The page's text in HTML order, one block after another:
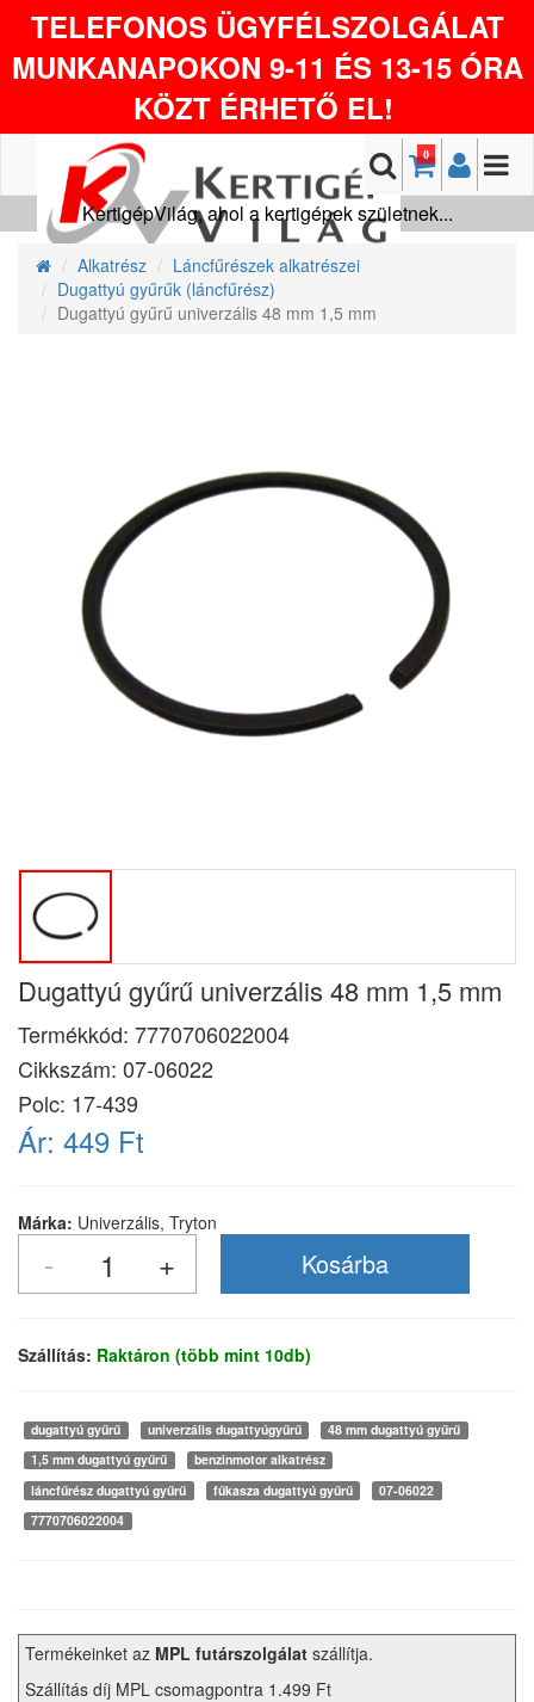
TELEFONOS ÜGYFÉLSZOLGÁLAT
MUNKANAPOKON 9-11 ÉS 13-15 ÓRA
KÖZT ÉRHETŐ EL!
0
KertigépVilág, ahol a kertigépek születnek...
Alkatrész
Láncfűrészek alkatrészei
Dugattyú gyűrűk (láncfűrész)
Dugattyú gyűrű univerzális 48 mm 1,5 mm
Dugattyú gyűrű univerzális 48 mm 1,5 mm
Termékkód: 7770706022004
Cikkszám: 07-06022
Polc: 17-439
Ár: 449 Ft
Márka: Univerzális, Tryton
Szállítás: Raktáron (több mint 10db)
dugattyú gyűrű univerzális dugattyúgyűrű
48 mm dugattyú gyűrű
1,5 mm dugattyú gyűrű
benzinmotor alkatrész
láncfűrész dugattyú gyűrű
fűkasza dugattyú gyűrű
07-06022
7770706022004
Termékeinket az MPL futárszolgálat szállítja.
Szállítás díj MPL csomagpontra 1.499 Ft